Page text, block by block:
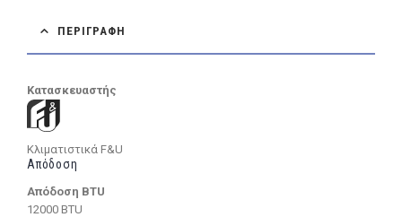
ΠΕΡΙΓΡΑΦΉ
Κατασκευαστής
Κλιματιστικά F&U
Απόδοση
Απόδοση BTU
12000 BTU